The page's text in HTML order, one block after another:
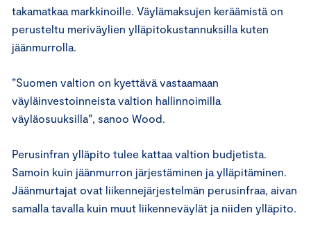
takamatkaa markkinoille. Väylämaksujen keräämistä on
perusteltu meriväylien ylläpitokustannuksilla kuten
jäänmurrolla.
”Suomen valtion on kyettävä vastaamaan
väyläinvestoinneista valtion hallinnoimilla
väyläosuuksilla”, sanoo Wood.
Perusinfran ylläpito tulee kattaa valtion budjetista.
Samoin kuin jäänmurron järjestäminen ja ylläpitäminen.
Jäänmurtajat ovat liikennejärjestelmän perusinfraa, aivan
samalla tavalla kuin muut liikenneväylät ja niiden ylläpito.